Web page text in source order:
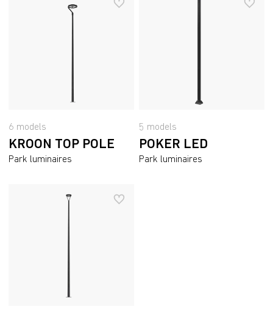
6 models
KROON TOP POLE
Park luminaires
5 models
POKER LED
Park luminaires